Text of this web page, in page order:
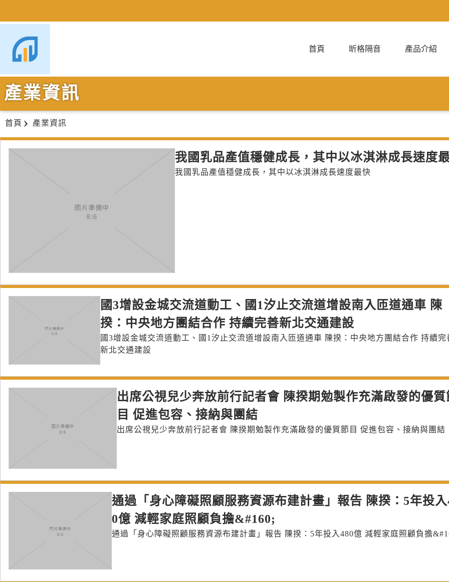
首頁 昕格隔音 產品介紹
產業資訊
首頁 產業資訊
我國乳品產值穩健成長，其中以冰淇淋成長速度
我國乳品產值穩健成長，其中以冰淇淋成長速度最快
國3增設金城交流道動工、國1汐止交流道增設南入匝道通車 陳
揆：中央地方團結合作 持續完善新北交通建設
國3增設金城交流道動工、國1汐止交流道增設南入匝道通車 陳揆：中央地方團結合作 持續完
新北交通建設
出席公視兒少奔放前行記者會 陳揆期勉製作充滿啟發的優質
目 促進包容、接納與團結
出席公視兒少奔放前行記者會 陳揆期勉製作充滿啟發的優質節目 促進包容、接納與團結
通過「身心障礙照顧服務資源布建計畫」報告 陳揆：5年投
0億 減輕家庭照顧負擔&#160;
通過「身心障礙照顧服務資源布建計畫」報告 陳揆：5年投入480億 減輕家庭照顧負擔